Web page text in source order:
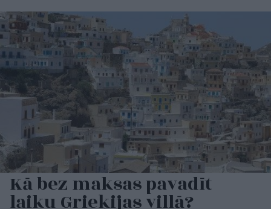
Kā bez maksas pavadīt
laiku Grieķijas villā?